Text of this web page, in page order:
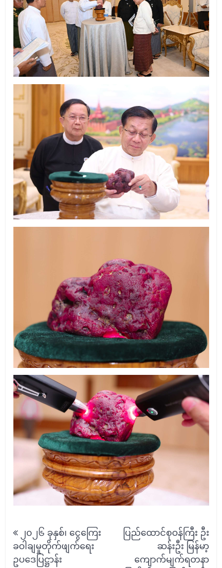
Post
navigation
၂၀၂၆ ခုနှစ်၊ ငွေကြေး
ခဝါချမှုတိုက်ဖျက်ရေး
ဥပဒေပြဋ္ဌာန်း
ပြည်ထောင်စုဝန်ကြီး ဦး
ဆန်းဦး မြန်မာ့
ကျောက်မျက်ရတနာ